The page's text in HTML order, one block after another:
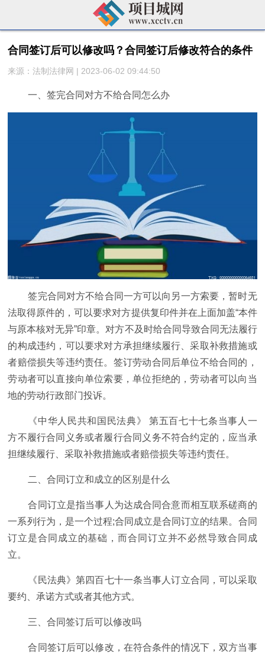
合同签订后可以修改吗？合同签订后修改符合的条件
来源：法制法律网 | 2023-06-02 09:44:50
一、签完合同对方不给合同怎么办
签完合同对方不给合同一方可以向另一方索要，暂时无
法取得原件的，可以要求对方提供复印件并在上面加盖“本件
与原本核对无异”印章。对方不及时给合同导致合同无法履行
的构成违约，可以要求对方承担继续履行、采取补救措施或
者赔偿损失等违约责任。签订劳动合同后单位不给合同的，
劳动者可以直接向单位索要，单位拒绝的，劳动者可以向当
地的劳动行政部门投诉。
《中华人民共和国民法典》 第五百七十七条当事人一
方不履行合同义务或者履行合同义务不符合约定的，应当承
担继续履行、采取补救措施或者赔偿损失等违约责任。
二、合同订立和成立的区别是什么
合同订立是指当事人为达成合同合意而相互联系磋商的
一系列行为，是一个过程;合同成立是合同订立的结果。合同
订立是合同成立的基础，而合同订立并不必然导致合同成
立。
《民法典》第四百七十一条当事人订立合同，可以采取
要约、承诺方式或者其他方式。
三、合同签订后可以修改吗
合同签订后可以修改，在符合条件的情况下，双方当事